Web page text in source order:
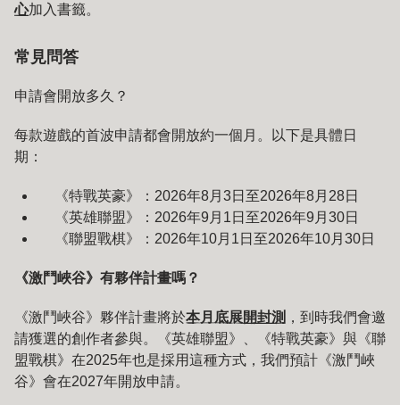
心加入書籤。
常見問答
申請會開放多久？
每款遊戲的首波申請都會開放約一個月。以下是具體日
期：
《特戰英豪》：2026年8月3日至2026年8月28日
《英雄聯盟》：2026年9月1日至2026年9月30日
《聯盟戰棋》：2026年10月1日至2026年10月30日
《激鬥峽谷》有夥伴計畫嗎？
《激鬥峽谷》夥伴計畫將於本月底展開封測 ，到時我們會邀
請獲選的創作者參與。《英雄聯盟》、《特戰英豪》與《聯
盟戰棋》在2025年也是採用這種方式，我們預計《激鬥峽
谷》會在2027年開放申請。